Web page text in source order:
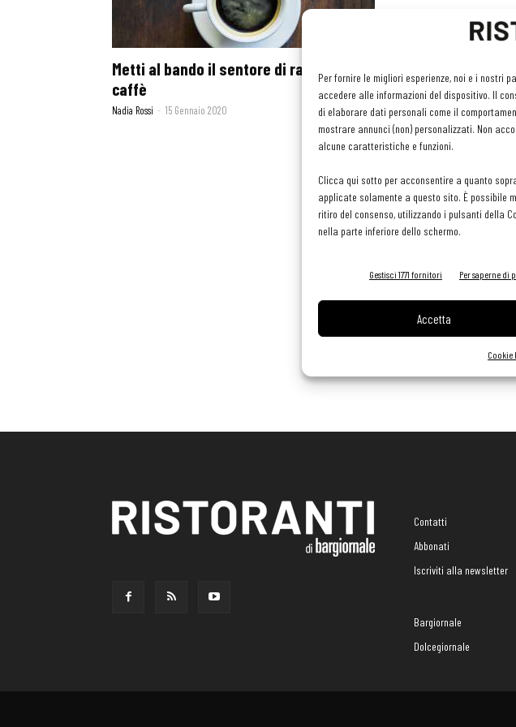
Per fornire le migliori esperienze, noi e i nostri
accedere alle informazioni del dispositivo. Il
di elaborare dati personali come il
mostrare annunci (non) personalizzati. Non
alcune caratteristiche e funzioni.
Clicca qui sotto per acconsentire a quanto
applicate solamente a questo sito. È possibile
ritiro del consenso, utilizzando i pulsanti della
nella parte inferiore dello schermo.
Gestisci 1771 fornitori Per saperne di
Accetta
Cookie
Metti al bando il sentore di rancido nel
caffè
Nadia Rossi - 15 Gennaio 2020
Contatti
Abbonati
Iscriviti alla newsletter
Bargiornale
Dolcegiornale